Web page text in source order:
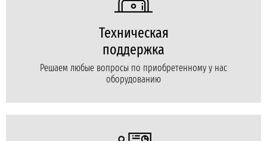
Техническая
поддержка
Решаем любые вопросы по приобретенному у нас
оборудованию